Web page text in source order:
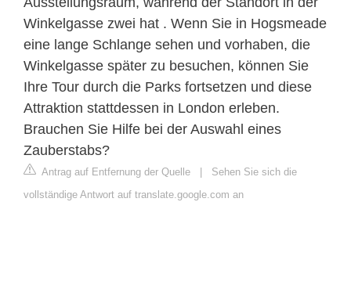
Winkelgasse zwei hat . Wenn Sie in Hogsmeade
eine lange Schlange sehen und vorhaben, die
Winkelgasse später zu besuchen, können Sie
Ihre Tour durch die Parks fortsetzen und diese
Attraktion stattdessen in London erleben.
Brauchen Sie Hilfe bei der Auswahl eines
Zauberstabs?
Antrag auf Entfernung der Quelle | Sehen Sie sich die
vollständige Antwort auf translate.google.com an